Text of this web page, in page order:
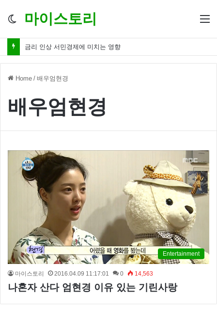
Switch
마이스토리
금리 인상 서민경제에 미치는 영향
Home / 배우엄현경
배우엄현경
Entertainment
마이스토리 2016.04.09 11:17:01 0 14,563
나혼자 산다 엄현경 이유 있는 기린사랑